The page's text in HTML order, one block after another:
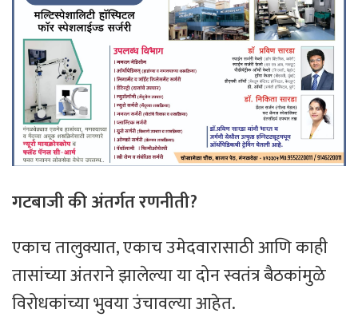
गटबाजी की अंतर्गत रणनीती?
​एकाच तालुक्यात, एकाच उमेदवारासाठी आणि काही
तासांच्या अंतराने झालेल्या या दोन स्वतंत्र बैठकांमुळे
विरोधकांच्या भुवया उंचावल्या आहेत.